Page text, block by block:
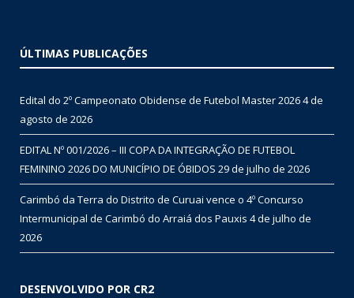
ÚLTIMAS PUBLICAÇÕES
Edital do 2º Campeonato Obidense de Futebol Master 20264 de
agosto de 2026
EDITAL Nº 001/2026 – III COPA DA INTEGRAÇÃO DE FUTEBOL
FEMININO 2026 DO MUNICÍPIO DE ÓBIDOS 29 de julho de 2026
Carimbó da Terra do Distrito de Curuai vence o 4º Concurso
Intermunicipal de Carimbó do Arraiá dos Pauxis 4 de julho de
2026
DESENVOLVIDO POR CR2